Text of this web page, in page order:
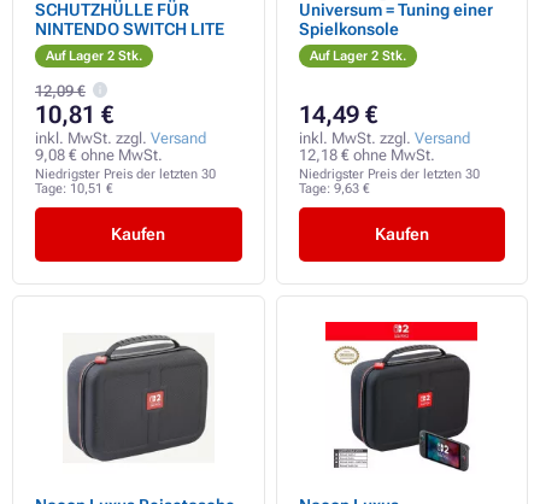
SCHUTZHÜLLE FÜR
NINTENDO SWITCH LITE
Auf Lager 2 Stk.
12,09 €
10,81 €
inkl. MwSt. zzgl. Versand
9,08 € ohne MwSt.
Niedrigster Preis der letzten 30
Tage: 10,51 €
Kaufen
Universum = Tuning einer
Spielkonsole
Auf Lager 2 Stk.
14,49 €
inkl. MwSt. zzgl. Versand
12,18 € ohne MwSt.
Niedrigster Preis der letzten 30
Tage: 9,63 €
Kaufen